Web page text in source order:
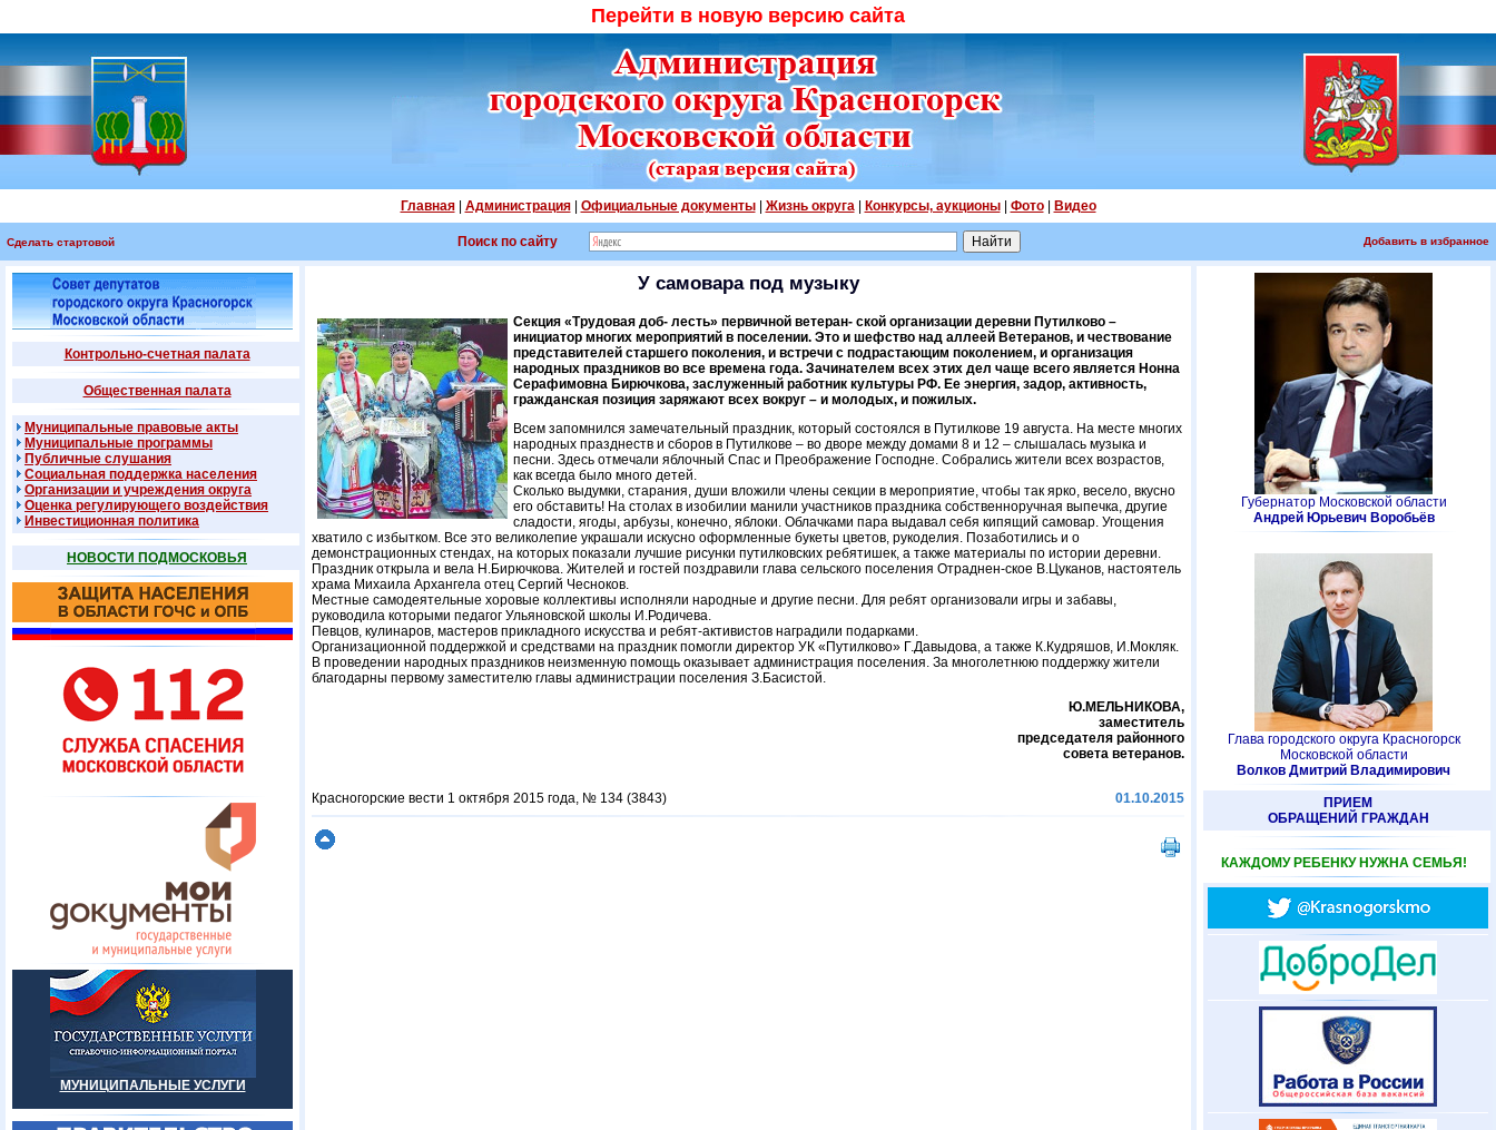
Перейти в новую версию сайта
Главная| Администрация| Официальные документы| Жизнь округа| Конкурсы, аукционы| Фото| Видео
Сделать стартовой Поиск по сайту Добавить в избранное
Контрольно-счетная палата
Общественная палата
Муниципальные правовые акты
Муниципальные программы
Публичные слушания
Социальная поддержка населения
Организации и учреждения округа
Оценка регулирующего воздействия
Инвестиционная политика
НОВОСТИ ПОДМОСКОВЬЯ
МУНИЦИПАЛЬНЫЕ УСЛУГИ
У самовара под музыку
Секция «Трудовая доб- лесть» первичной ветеран- ской организации деревни Путилково –
инициатор многих мероприятий в поселении. Это и шефство над аллеей Ветеранов, и чествование
представителей старшего поколения, и встречи с подрастающим поколением, и организация
народных праздников во все времена года. Зачинателем всех этих дел чаще всего является Нонна
Серафимовна Бирючкова, заслуженный работник культуры РФ. Ее энергия, задор, активность,
гражданская позиция заряжают всех вокруг – и молодых, и пожилых.
Всем запомнился замечательный праздник, который состоялся в Путилкове 19 августа. На месте многих
народных празднеств и сборов в Путилкове – во дворе между домами 8 и 12 – слышалась музыка и
песни. Здесь отмечали яблочный Спас и Преображение Господне. Собрались жители всех возрастов,
как всегда было много детей.
Сколько выдумки, старания, души вложили члены секции в мероприятие, чтобы так ярко, весело, вкусно
его обставить! На столах в изобилии манили участников праздника собственноручная выпечка, другие
сладости, ягоды, арбузы, конечно, яблоки. Облачками пара выдавал себя кипящий самовар. Угощения
хватило с избытком. Все это великолепие украшали искусно оформленные букеты цветов, рукоделия. Позаботились и о
демонстрационных стендах, на которых показали лучшие рисунки путилковских ребятишек, а также материалы по истории деревни.
Праздник открыла и вела Н.Бирючкова. Жителей и гостей поздравили глава сельского поселения Отраднен-ское В.Цуканов, настоятель
храма Михаила Архангела отец Сергий Чесноков.
Местные самодеятельные хоровые коллективы исполняли народные и другие песни. Для ребят организовали игры и забавы,
руководила которыми педагог Ульяновской школы И.Родичева.
Певцов, кулинаров, мастеров прикладного искусства и ребят-активистов наградили подарками.
Организационной поддержкой и средствами на праздник помогли директор УК «Путилково» Г.Давыдова, а также К.Кудряшов, И.Мокляк.
В проведении народных праздников неизменную помощь оказывает администрация поселения. За многолетнюю поддержку жители
благодарны первому заместителю главы администрации поселения З.Басистой.
Ю.МЕЛЬНИКОВА,
заместитель
председателя районного
совета ветеранов.
Красногорские вести 1 октября 2015 года, № 134 (3843) 01.10.2015
Губернатор Московской области
Андрей Юрьевич Воробьёв
Глава городского округа Красногорск
Московской области
Волков Дмитрий Владимирович
ПРИЕМ
ОБРАЩЕНИЙ ГРАЖДАН
КАЖДОМУ РЕБЕНКУ НУЖНА СЕМЬЯ!